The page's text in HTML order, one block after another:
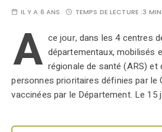
IL Y A 6 ANS TEMPS DE LECTURE :3
A ce jour, dans les 4 centres
départementaux, mobilisés
régionale de santé (ARS) et
personnes prioritaires définies par le
vaccinées par le Département. Le 15